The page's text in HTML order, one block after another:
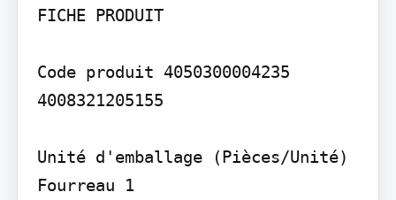
FICHE PRODUIT
Code produit 4050300004235
4008321205155
Unité d'emballage (Pièces/Unité)
Fourreau 1